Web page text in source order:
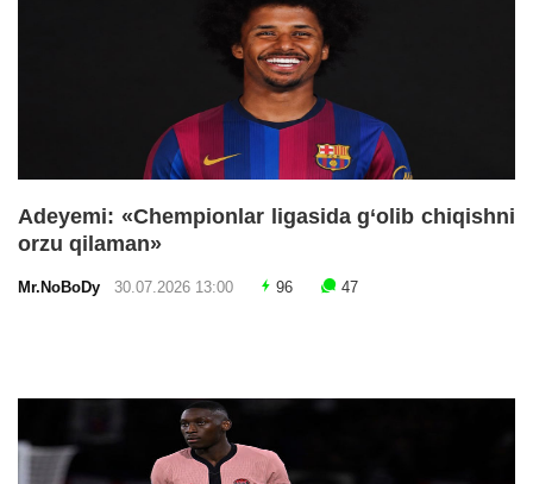
Adeyemi: «Chempionlar ligasida g‘olib chiqishni
orzu qilaman»
Mr.NoBoDy 30.07.2026 13:00 96 47